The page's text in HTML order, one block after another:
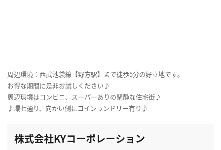
周辺環境：西武池袋線【野方駅】まで徒歩5分の好立地です。
お得な期間に是非お試しください♪
周辺環境はコンビニ、スーパーありの閑静な住宅街♪
♪環七通り、向かい側にコインランドリー有り♪
株式会社KYコーポレーション